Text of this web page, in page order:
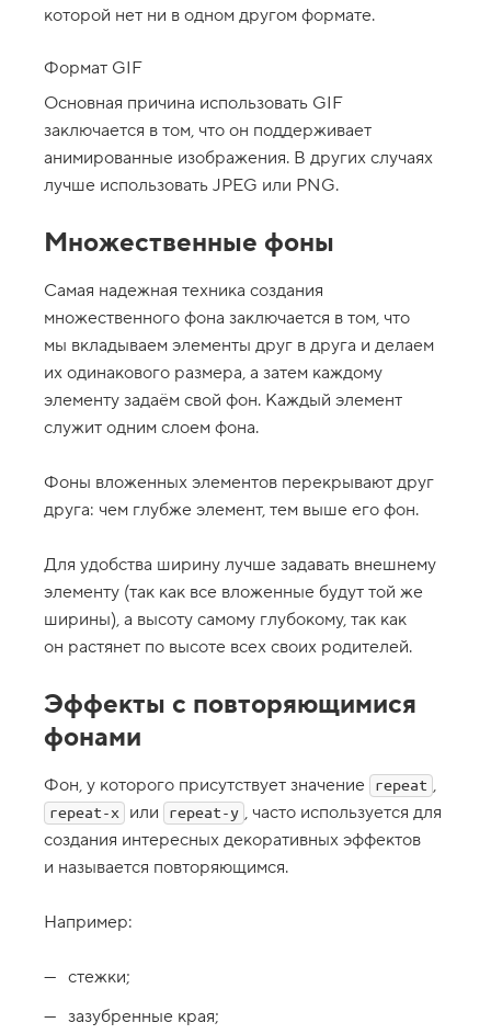
g
3
С
в
о
с
о
c
k
r
o
u
n
d
-
p
e
4
.
С
в
с
т
в
о
a
c
k
g
o
d
o
i
которой нет ни в одном другом формате.
Формат GIF
Основная причина использовать GIF
заключается в том, что он поддерживает
анимированные изображения. В других случаях
лучше использовать JPEG или PNG.
Множественные фоны
Самая надежная техника создания
множественного фона заключается в том, что
мы вкладываем элементы друг в друга и делаем
их одинакового размера, а затем каждому
элементу задаём свой фон. Каждый элемент
служит одним слоем фона.
Фоны вложенных элементов перекрывают друг
друга: чем глубже элемент, тем выше его фон.
Для удобства ширину лучше задавать внешнему
элементу (так как все вложенные будут той же
ширины), а высоту самому глубокому, так как
он растянет по высоте всех своих родителей.
Эффекты с повторяющимися
фонами
Фон, у которого присутствует значение repeat ,
repeat-x или repeat-y , часто используется для
создания интересных декоративных эффектов
и называется повторяющимся.
Например:
стежки;
зазубренные края;